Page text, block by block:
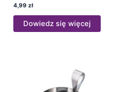
4,99 zł
Dowiedz się więcej